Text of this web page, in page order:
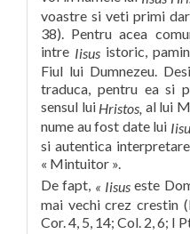
voastre si veti primi
38). Pentru acea
intre Iisus istoric,
Fiul lui Dumnezeu.
traduca, pentru ea si
sensul lui Hristos, al lui
nume au fost date lui
si autentica
« Mintuitor ».
De fapt, « Iisuseste
mai vechi crez crestin
Cor. 4, 5, 14; Col. 2, 6; I